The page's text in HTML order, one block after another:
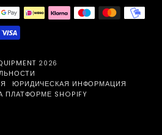
2026
ЮРИДИЧЕСКАЯ ИНФОРМАЦИЯ
ПЛАТФОРМЕ SHOPIFY